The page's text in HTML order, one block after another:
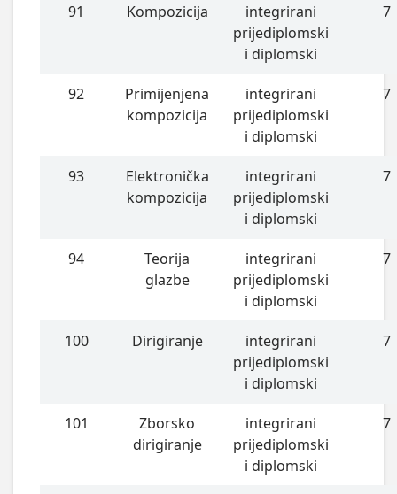
91 Kompozicija
integrirani
prijediplomski
i diplomski
7
92
Primijenjena
kompozicija
integrirani
prijediplomski
i diplomski
7
93
Elektronička
kompozicija
integrirani
prijediplomski
i diplomski
7
94
Teorija
glazbe
integrirani
prijediplomski
i diplomski
7
100 Dirigiranje
integrirani
prijediplomski
i diplomski
7
101
Zborsko
dirigiranje
integrirani
prijediplomski
i diplomski
7